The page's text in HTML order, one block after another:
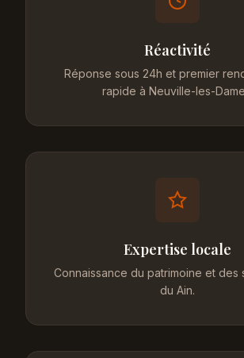
Réactivité
Réponse sous 24h et premier
rapide à Neuville-les-
Expertise locale
Connaissance du patrimoine et des
du Ain.